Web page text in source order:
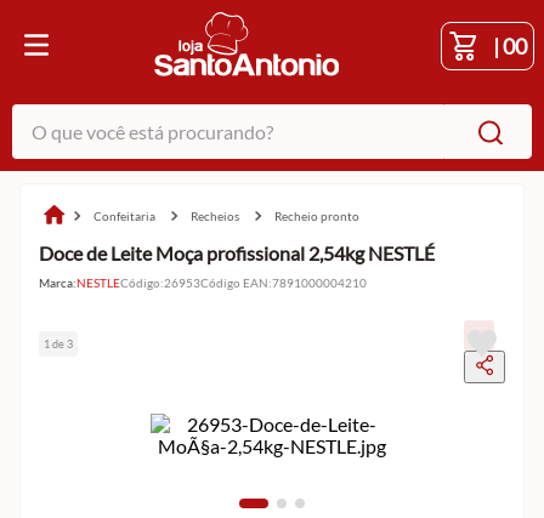
|00
O que você está procurando?
confeitaria recheios recheio pronto
Doce de Leite Moça profissional 2,54kg NESTLÉ
Marca:NESTLECódigo:26953Código EAN:7891000004210
1 de 3